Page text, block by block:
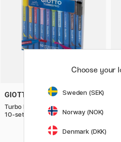
GIOTTO
Turbo Pro Dual Tip Marker Pen
10-sett
189 KR
Choose your
Sweden (SEK)
Norway (NOK)
Denmark (DKK)